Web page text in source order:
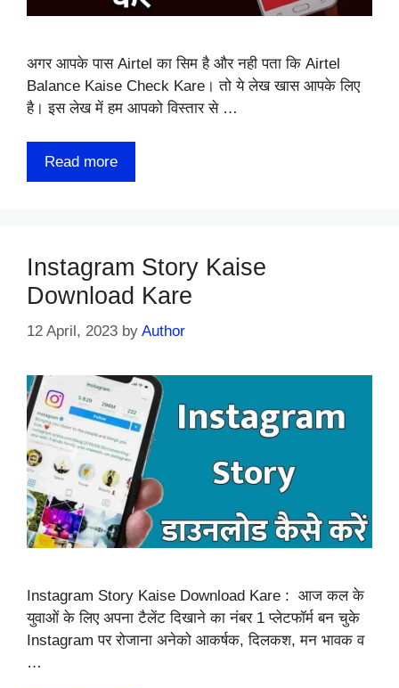
अगर आपके पास Airtel का सिम है और नही पता कि Airtel
Balance Kaise Check Kare। तो ये लेख खास आपके लिए
है। इस लेख में हम आपको विस्‍तार से …
Read more
Instagram Story Kaise
Download Kare
12 April, 2023 by Author
Instagram Story Kaise Download Kare : आज कल के
युवाओं के लिए अपना टैलेंट दिखाने का नंबर 1 प्लेटफॉर्म बन चुके
Instagram पर रोजाना अनेको आकर्षक, दिलकश, मन भावक व
…